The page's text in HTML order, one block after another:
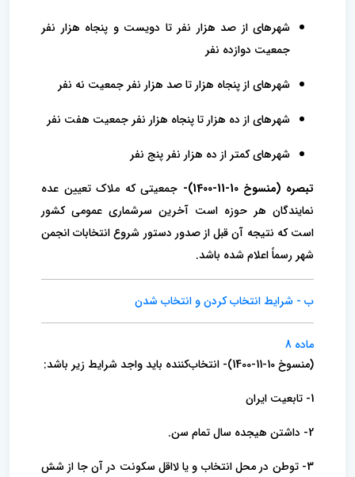
شهرهای از صد هزار نفر تا دویست و پنجاه هزار نفر
جمعیت دوازده نفر
شهرهای از پنجاه هزار تا صد هزار نفر جمعیت نه نفر
شهرهای از ده هزار تا پنجاه هزار نفر جمعیت هفت نفر
‌شهرهای کمتر از ده هزار نفر پنج نفر
تبصره (منسوخ 10-11-1400)-
جمعیتی که ملاک تعیین عده
نمایندگان هر حوزه است آخرین سرشماری عمومی کشور
است که نتیجه آن قبل از صدور دستور شروع انتخابات انجمن
شهر رسماً اعلام شده باشد.
ب - شرایط انتخاب کردن و انتخاب شدن
ماده 8
(منسوخ 10-11-1400)- انتخاب‌کننده باید واجد شرایط زیر باشد:
1- تابعیت ایران
2- داشتن هیجده سال تمام سن.
3- توطن در محل انتخاب و یا لااقل سکونت در آن جا از شش